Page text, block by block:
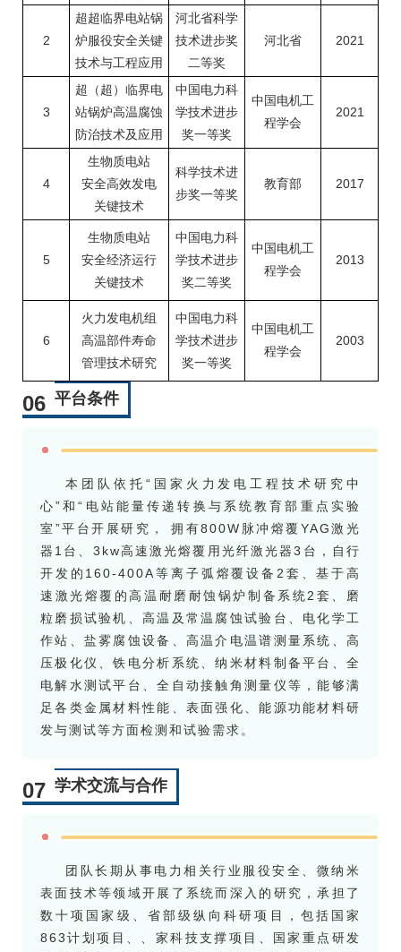
2
超超临界电站锅
炉服役安全关键
技术与工程应用
河北省科学
技术进步奖
二等奖
河北省 2021
3
超（超）临界电
站锅炉高温腐蚀
防治技术及应用
中国电力科
学技术进步
奖一等奖
中国电机工
程学会
2021
4
生物质电站
安全高效发电
关键技术
科学技术进
步奖一等奖
教育部 2017
5
生物质电站
安全经济运行
关键技术
中国电力科
学技术进步
奖二等奖
中国电机工
程学会
2013
6
火力发电机组
高温部件寿命
管理技术研究
中国电力科
学技术进步
奖一等奖
中国电机工
程学会
2003
06 平台条件
本团队依托“国家火力发电工程技术研究中
心”和“电站能量传递转换与系统教育部重点实验
室”平台开展研究， 拥有800W脉冲熔覆YAG激光
器1台、3kw高速激光熔覆用光纤激光器3台，自行
开发的160-400A等离子弧熔覆设备2套、基于高
速激光熔覆的高温耐磨耐蚀锅炉制备系统2套、磨
粒磨损试验机、高温及常温腐蚀试验台、电化学工
作站、盐雾腐蚀设备、高温介电温谱测量系统、高
压极化仪、铁电分析系统、纳米材料制备平台、全
电解水测试平台、全自动接触角测量仪等，能够满
足各类金属材料性能、表面强化、能源功能材料研
发与测试等方面检测和试验需求。
07 学术交流与合作
团队长期从事电力相关行业服役安全、微纳米
表面技术等领域开展了系统而深入的研究，承担了
数十项国家级、省部级纵向科研项目，包括国家
863计划项目、、家科技支撑项目、国家重点研发